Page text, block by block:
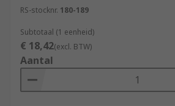
RS-stocknr. 180-189
Subtotaal (1 eenheid)
€ 18,42(excl. BTW)
Aantal